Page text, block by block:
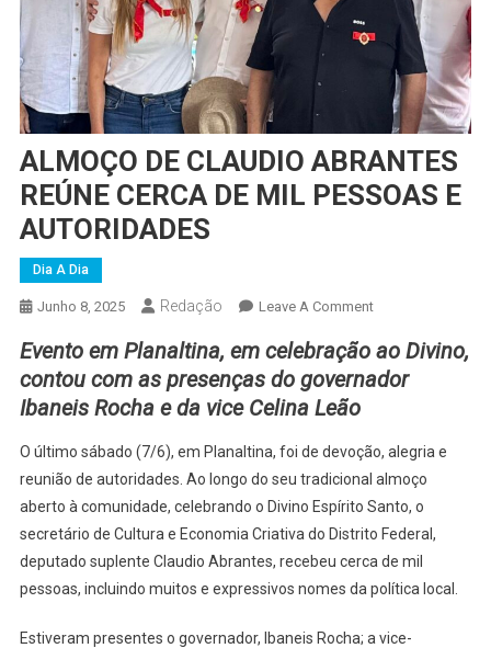
ALMOÇO DE CLAUDIO ABRANTES
REÚNE CERCA DE MIL PESSOAS E
AUTORIDADES
Dia A Dia
Junho 8, 2025 Redação Leave A CommentOn
DE
CLAUDIO
CERCA
DE
MIL
PESSOAS
E
AUTORIDADES
Evento em Planaltina, em celebração ao Divino,
contou com as presenças do governador
Ibaneis Rocha e da vice Celina Leão
O último sábado (7/6), em Planaltina, foi de devoção, alegria e
reunião de autoridades. Ao longo do seu tradicional almoço
aberto à comunidade, celebrando o Divino Espírito Santo, o
secretário de Cultura e Economia Criativa do Distrito Federal,
deputado suplente Claudio Abrantes, recebeu cerca de mil
pessoas, incluindo muitos e expressivos nomes da política local.
Estiveram presentes o governador, Ibaneis Rocha; a vice-